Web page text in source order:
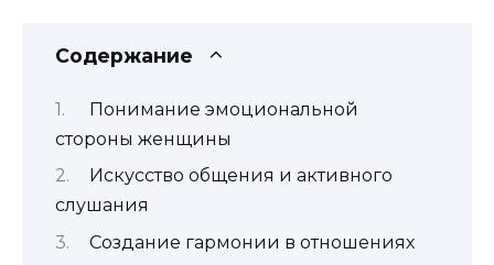
Содержание
Понимание эмоциональной
стороны женщины
Искусство общения и активного
слушания
Создание гармонии в отношениях